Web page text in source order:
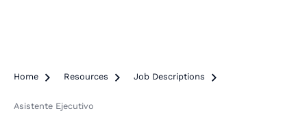
Home  Resources  Job Descriptions 
Asistente Ejecutivo